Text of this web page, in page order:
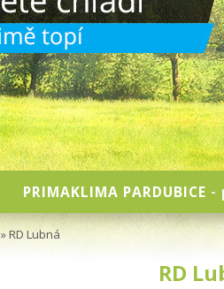
PRIMAKLIMA PARDUBICE -
» RD Lubná
RD